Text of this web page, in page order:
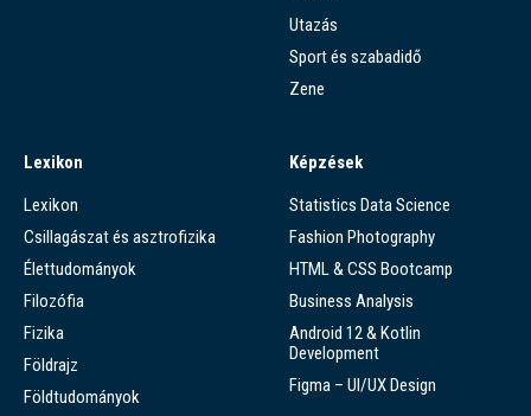
Utazás
Sport és szabadidő
Zene
Lexikon
Lexikon
Csillagászat és asztrofizika
Élettudományok
Filozófia
Fizika
Földrajz
Földtudományok
Képzések
Statistics Data Science
Fashion Photography
HTML & CSS Bootcamp
Business Analysis
Android 12 & Kotlin
Development
Figma – UI/UX Design